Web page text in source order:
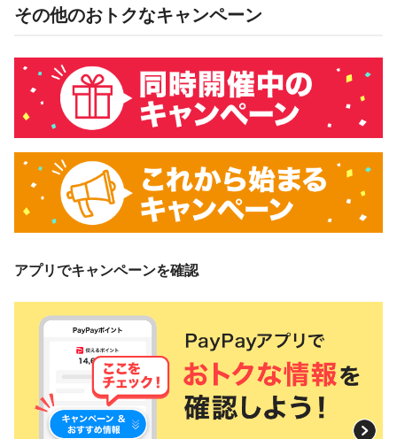
概要
キャンペーン期間中、対象店舗でウエルシアグループアプリ
からPayPayでお支払いいただくと、3回に1回の確率で、下
記のいずれかが当たる抽選を実施します。当選者には、次の
内容でPayPayポイントを付与します。
調剤薬局での買い物はキャンペーン対象外となります。
支払方法 付与率 付与上限
残高
クレジット（旧
1等：100％
2等：5％
100,000ポイント
／回および期間
当社の想定決済回数をもとに、各等の当選確率を設定しています。「3回
対象の支払方法
ウエルシアグループアプリから、残高、クレジット（旧あと
払い）でのお支払いが対象となり、その他のお支払方法は対
その他のおトクなキャンペーン
アプリでキャンペーンを確認